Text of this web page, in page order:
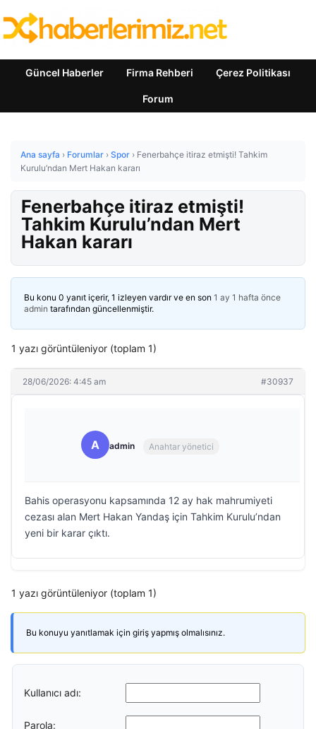
Güncel Haberler Firma Rehberi Çerez Politikası
Forum
Ana sayfa › Forumlar › Spor › Fenerbahçe itiraz etmişti! Tahkim
Kurulu’ndan Mert Hakan kararı
Fenerbahçe itiraz etmişti!
Tahkim Kurulu’ndan Mert
Hakan kararı
Bu konu 0 yanıt içerir, 1 izleyen vardır ve en son 1 ay 1 hafta önce
admin tarafından güncellenmiştir.
1 yazı görüntüleniyor (toplam 1)
28/06/2026: 4:45 am #30937
A admin Anahtar yönetici
Bahis operasyonu kapsamında 12 ay hak mahrumiyeti
cezası alan Mert Hakan Yandaş için Tahkim Kurulu’ndan
yeni bir karar çıktı.
1 yazı görüntüleniyor (toplam 1)
Bu konuyu yanıtlamak için giriş yapmış olmalısınız.
Kullanıcı adı:
Parola: